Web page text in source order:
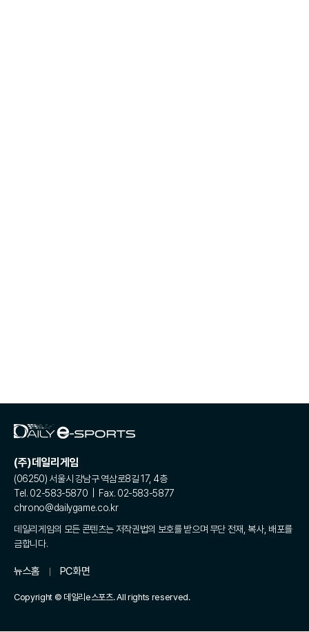
(주)데일리게임
(06250) 서울시 강남구 역삼로8길 17, 4층
Tel. 02-583-5870 | Fax. 02-583-5877
chrono@dailygame.co.kr
데일리게임의 모든 콘텐츠는 저작권법의 보호를 받으며 무단 전재, 복사, 배포를
금합니다.
뉴스홈 PC화면
Copyright © 데일리e스포츠. All rights reserved.